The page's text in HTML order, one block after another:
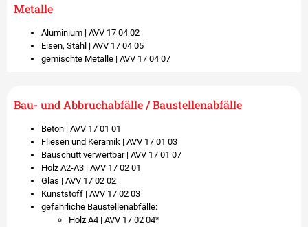
Metalle
Aluminium | AVV 17 04 02 ​
Eisen, Stahl | AVV 17 04 05 ​
gemischte Metalle | AVV 17 04 07
Bau- und Abbruchabfälle / Baustellenabfälle
Beton | AVV 17 01 01​
Fliesen und Keramik | AVV 17 01 03​
Bauschutt verwertbar | AVV 17 01 07​
Holz A2-A3 | AVV 17 02 01​
Glas | AVV 17 02 02​
Kunststoff | AVV 17 02 03​
gefährliche Baustellenabfälle:​
Holz A4 | AVV 17 02 04*​